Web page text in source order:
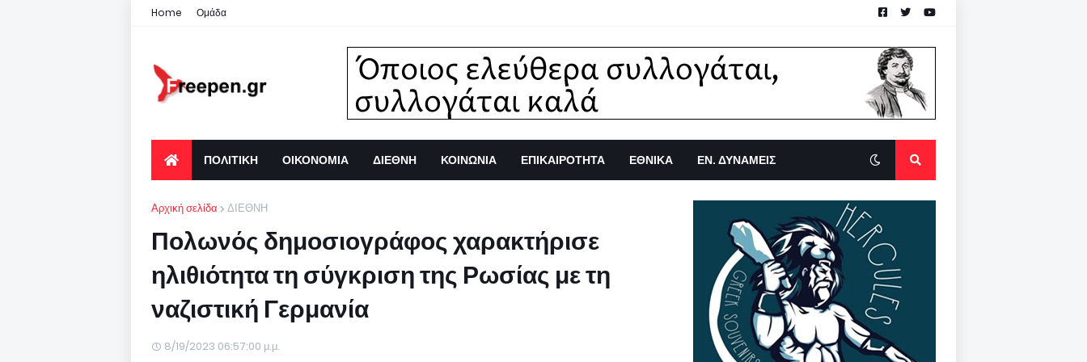
Home Ομάδα
ΠΟΛΙΤΙΚΗ ΟΙΚΟΝΟΜΙΑ ΔΙΕΘΝΗ ΚΟΙΝΩΝΙΑ ΕΠΙΚΑΙΡΟΤΗΤΑ ΕΘΝΙΚΑ ΕΝ. ΔΥΝΑΜΕΙΣ
Αρχική σελίδα ΔΙΕΘΝΗ
Πολωνός δημοσιογράφος χαρακτήρισε
ηλιθιότητα τη σύγκριση της Ρωσίας με τη
ναζιστική Γερμανία
8/19/2023 06:57:00 μ.μ.